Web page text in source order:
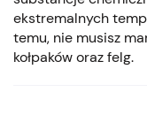
ekstremalnych
temu, nie musisz
kołpaków oraz felg.